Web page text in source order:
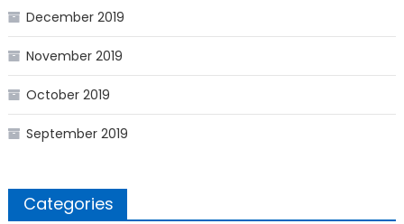
December 2019
November 2019
October 2019
September 2019
Categories